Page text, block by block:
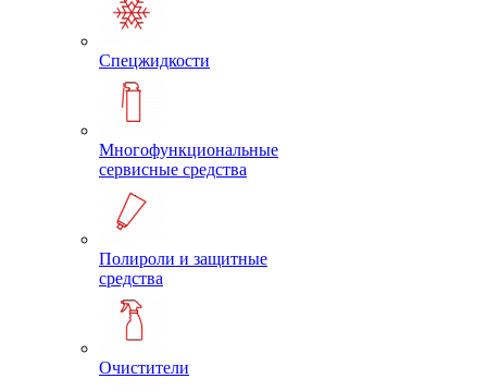
Спецжидкости
Многофункциональные
сервисные средства
Полироли и защитные
средства
Очистители